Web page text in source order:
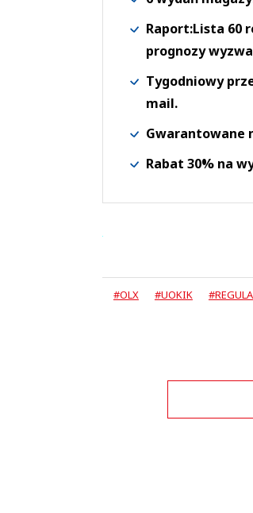
Raport:Lista 60
prognozy
Tygodniowy
mail.
Gwarantowane
Rabat 30% na
#OLX #UOKIK